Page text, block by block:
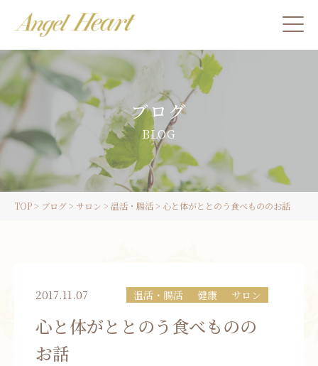
施術をご希望の方
カウンセリングをご希望の方へ
スクール受講生の方へ
お問い合わせ
ブログ
BLOG
TOP> ブログ> サロン > 温活・腸活> 心と体がととのう食べもののお話
2017.11.07 温活・腸活 健康 サロン
心と体がととのう食べものの
お話